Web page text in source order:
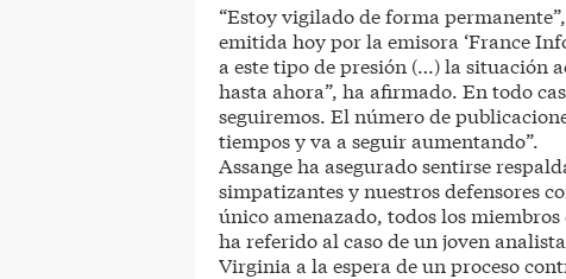
“Estoy vigilado de forma
emitida hoy por la emisora ‘France
a este tipo de presión (…) la situación
hasta ahora”, ha afirmado. En todo
seguiremos. El número de
tiempos y va a seguir aumentando”.
Assange ha asegurado sentirse
simpatizantes y nuestros defensores
único amenazado, todos los
ha referido al caso de un joven
Virginia a la espera de un proceso